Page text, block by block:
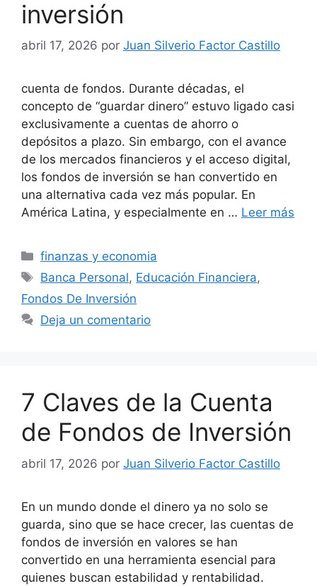
inversión
abril 17, 2026 por Juan Silverio Factor Castillo
cuenta de fondos. Durante décadas, el
concepto de “guardar dinero” estuvo ligado casi
exclusivamente a cuentas de ahorro o
depósitos a plazo. Sin embargo, con el avance
de los mercados financieros y el acceso digital,
los fondos de inversión se han convertido en
una alternativa cada vez más popular. En
América Latina, y especialmente en … Leer más
Categorías
finanzas y economia
Etiquetas
Banca Personal, Educación Financiera,
Fondos De Inversión
Deja un comentario
7 Claves de la Cuenta
de Fondos de Inversión
abril 17, 2026 por Juan Silverio Factor Castillo
En un mundo donde el dinero ya no solo se
guarda, sino que se hace crecer, las cuentas de
fondos de inversión en valores se han
convertido en una herramienta esencial para
quienes buscan estabilidad y rentabilidad.